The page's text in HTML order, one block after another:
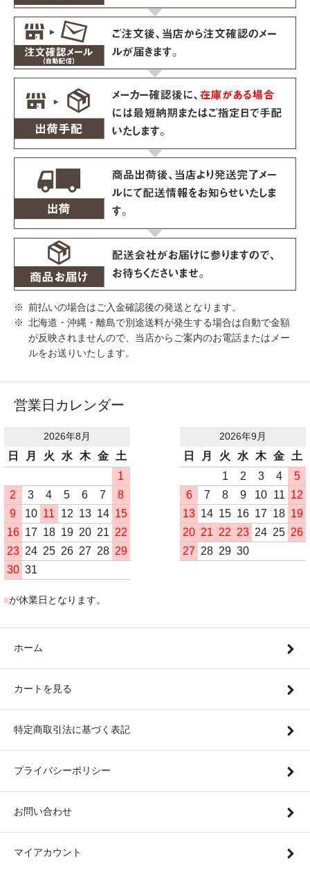
前払いの場合はご入金確認後の発送となります。
北海道・沖縄・離島で別途送料が発生する場合は自動で金額
が反映されませんので、当店からご案内のお電話またはメー
ルをお送りいたします。
営業日カレンダー
2026年8月
日 月 火 水 木 金 土
1
2
3 4 5 6 7
8
9
10 11 12 13 14 15
16 17 18 19 20 21 22
23 24 25 26 27 28 29
30 31
2026年9月
日 月 火 水 木 金 土
1
2 3 4
5
6
7 8 9 10 11 12
13 14 15 16 17 18 19
20 21 22 23 24 25 26
27 28 29 30
■が休業日となります。
ホーム
カートを見る
特定商取引法に基づく表記
プライバシーポリシー
お問い合わせ
マイアカウント